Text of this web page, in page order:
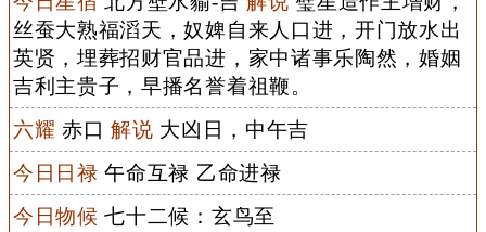
丝蚕大熟福滔天，奴婢自来人口进，开门放水出
英贤，埋葬招财官品进，家中诸事乐陶然，婚姻
吉利主贵子，早播名誉着祖鞭。
六耀 赤口解说 大凶日，中午吉
今日日禄 午命互禄 乙命进禄
今日物候 七十二候：玄鸟至